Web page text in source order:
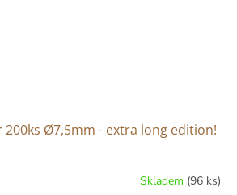
200ks Ø7,5mm - extra long edition!
Skladem (96 ks)